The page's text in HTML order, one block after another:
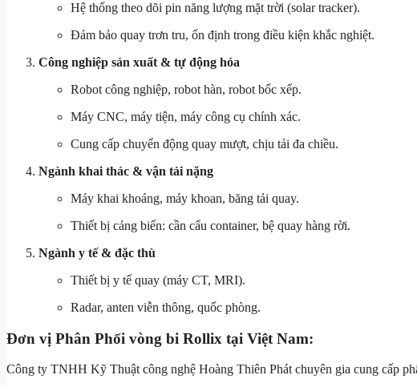
Hệ thống theo dõi pin năng lượng mặt trời (solar tracker).
Đảm bảo quay trơn tru, ổn định trong điều kiện khắc nghiệt.
Công nghiệp sản xuất & tự động hóa
Robot công nghiệp, robot hàn, robot bốc xếp.
Máy CNC, máy tiện, máy công cụ chính xác.
Cung cấp chuyển động quay mượt, chịu tải đa chiều.
Ngành khai thác & vận tải nặng
Máy khai khoáng, máy khoan, băng tải quay.
Thiết bị cảng biển: cần cẩu container, bệ quay hàng rời.
Ngành y tế & đặc thù
Thiết bị y tế quay (máy CT, MRI).
Radar, anten viễn thông, quốc phòng.
Đơn vị Phân Phối vòng bi Rollix tại Việt Nam:
Công ty TNHH Kỹ Thuật công nghệ Hoàng Thiên Phát chuyên gia cung cấp